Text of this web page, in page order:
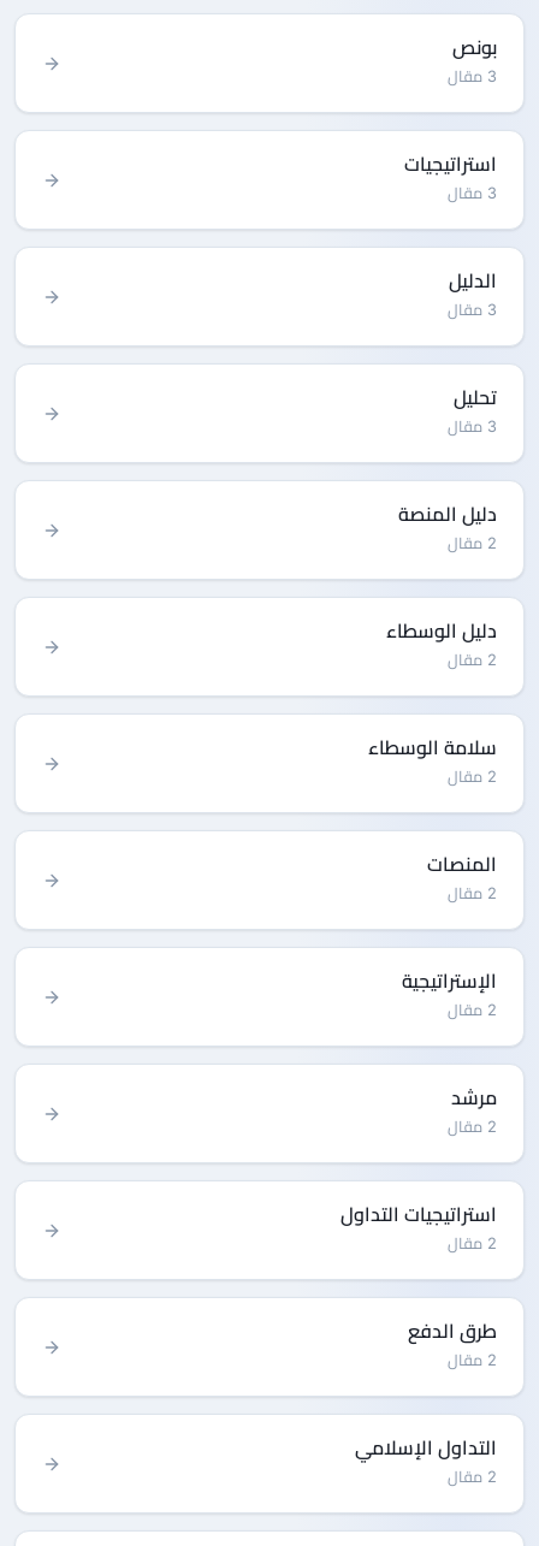
بونص
3 مقال
استراتيجيات
3 مقال
الدليل
3 مقال
تحليل
3 مقال
دليل المنصة
2 مقال
دليل الوسطاء
2 مقال
سلامة الوسطاء
2 مقال
المنصات
2 مقال
الإستراتيجية
2 مقال
مرشد
2 مقال
استراتيجيات التداول
2 مقال
طرق الدفع
2 مقال
التداول الإسلامي
2 مقال